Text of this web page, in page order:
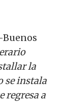
la
se instala
regresa a